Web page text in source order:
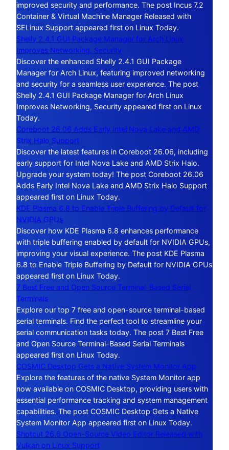
improved security and performance. The post Incus 7.2
Container & Virtual Machine Manager Released with
SELinux Support appeared first on Linux Today.
Shelly 2.4.1 GUI Package Manager for Arch Linux
Improves Networking, Security
Discover the enhanced Shelly 2.4.1 GUI Package
Manager for Arch Linux, featuring improved networking
and security for a seamless user experience. The post
Shelly 2.4.1 GUI Package Manager for Arch Linux
Improves Networking, Security appeared first on Linux
Today.
Coreboot 26.06 Adds Early Intel Nova Lake and AMD
Strix Halo Support
Discover the latest features in Coreboot 26.06, including
early support for Intel Nova Lake and AMD Strix Halo.
Upgrade your system today! The post Coreboot 26.06
Adds Early Intel Nova Lake and AMD Strix Halo Support
appeared first on Linux Today.
KDE Plasma 6.8 to Enable Triple Buffering by Default for
NVIDIA GPUs
Discover how KDE Plasma 6.8 enhances performance
with triple buffering enabled by default for NVIDIA GPUs,
improving your visual experience. The post KDE Plasma
6.8 to Enable Triple Buffering by Default for NVIDIA GPUs
appeared first on Linux Today.
7 Best Free and Open Source Terminal-Based Serial
Terminals
Explore our top 7 free and open-source terminal-based
serial terminals. Find the perfect tool to streamline your
serial communication tasks today. The post 7 Best Free
and Open Source Terminal-Based Serial Terminals
appeared first on Linux Today.
COSMIC Desktop Gets a Native System Monitor App
Explore the features of the native System Monitor app
now available on COSMIC Desktop, providing users with
essential performance tracking and system management
capabilities. The post COSMIC Desktop Gets a Native
System Monitor App appeared first on Linux Today.
Shotcut 26.6 Open-Source Video Editor Released with
Vulkan on Linux Support